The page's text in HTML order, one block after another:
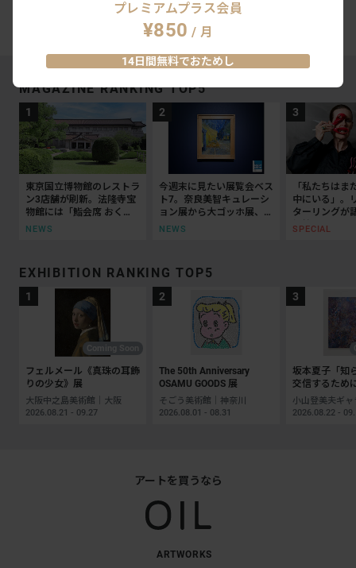
#小山登美夫ギャラリー六本木
MAGAZINE RANKING TOP5
東京国立博物館のレストラ
ン3店舗が刷新。法隆寺宝
物館には「鮨会席 おく
乃」がオープン
NEWS
今週末に見たい展覧会ベス
ト7。奈良美智キュレーシ
ョン展から大ゴッホ展、ボ
ッティチェリまで
NEWS
「私たちはま
中にいる」。
ターリングが
抵抗の50年
SPECIAL
EXHIBITION RANKING TOP5
フェルメール《真珠の耳飾
りの少女》展
大阪中之島美術館｜大阪
2026.08.21 - 09.27
The 50th Anniversary
OSAMU GOODS 展
そごう美術館｜神奈川
2026.08.01 - 08.31
坂本夏子「知
交信するため
2026.08.22 -
アートを買うなら
ARTWORKS
プレミアムプラス会員
¥850 / 月
14日間無料でおためし